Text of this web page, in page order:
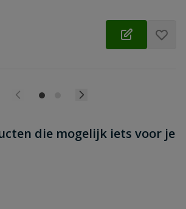
die mogelijk iets voor je